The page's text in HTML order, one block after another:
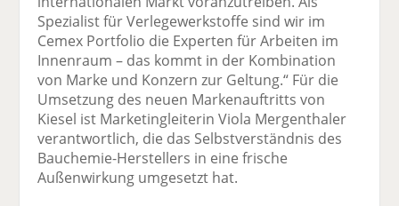
Spezialist für Verlegewerkstoffe sind wir im
Cemex Portfolio die Experten für Arbeiten im
Innenraum – das kommt in der Kombination
von Marke und Konzern zur Geltung.“ Für die
Umsetzung des neuen Markenauftritts von
Kiesel ist Marketingleiterin Viola Mergenthaler
verantwortlich, die das Selbstverständnis des
Bauchemie-Herstellers in eine frische
Außenwirkung umgesetzt hat.